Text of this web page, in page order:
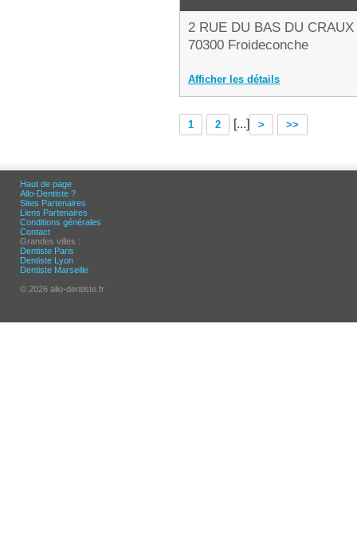
2 RUE DU BAS DU CRAUX
70300 Froideconche
Afficher les détails
1 2 [...] > >>
Haut de page
Allo-Dentiste ?
Sites Partenaires
Liens Partenaires
Conditions générales
Contact
Grandes villes :
Dentiste Paris
Dentiste Lyon
Dentiste Marseille
© 2026 allo-dentiste.fr